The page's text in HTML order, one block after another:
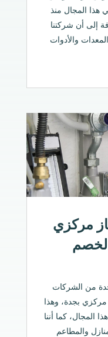
هذا المجال منذ
إلى أن شركتنا
والأدوات
مركزي
من الشركات
بجدة، وهذا
المجال، كما أننا
والمطاعم